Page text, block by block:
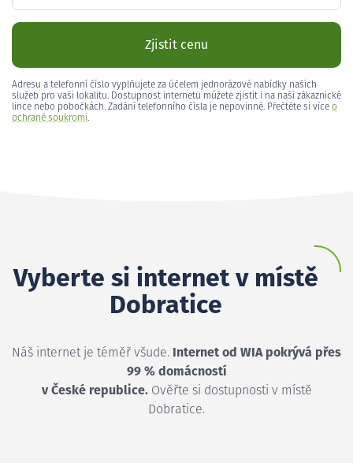
Zjistit cenu
Adresu a telefonní číslo vyplňujete za účelem jednorázové nabídky našich
služeb pro vaši lokalitu. Dostupnost internetu můžete zjistit i na naší zákaznické
lince nebo pobočkách. Zadání telefonního čísla je nepovinné. Přečtěte si více o
ochraně soukromí.
Vyberte si internet v místě
Dobratice
Náš internet je téměř všude. Internet od WIA pokrývá přes
99 % domácností
v České republice.Ověřte si dostupnosti v místě
Dobratice.